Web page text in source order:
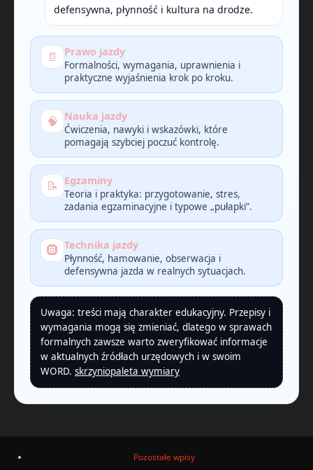
defensywna, płynność i kultura na drodze.
📄 Prawo jazdy
Formalności, wymagania, uprawnienia i
praktyczne wyjaśnienia krok po kroku.
🧠 Nauka jazdy
Ćwiczenia, nawyki i wskazówki, które
pomagają szybciej poczuć kontrolę.
📝 Egzaminy
Teoria i praktyka: przygotowanie, stres,
zadania egzaminacyjne i typowe „pułapki”.
🛞 Technika jazdy
Płynność, hamowanie, obserwacja i
defensywna jazda w realnych sytuacjach.
Uwaga: treści mają charakter edukacyjny. Przepisy i
wymagania mogą się zmieniać, dlatego w sprawach
formalnych zawsze warto zweryfikować informacje
w aktualnych źródłach urzędowych i w swoim
WORD. skrzyniopaleta wymiary
Pozostałe wpisy